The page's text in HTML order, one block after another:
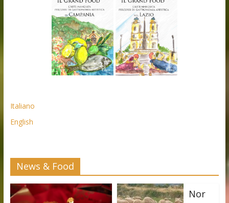
Italiano
English
News & Food
Nor